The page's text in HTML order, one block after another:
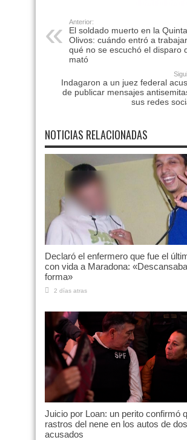
Anterior:
El soldado muerto en la
Olivos: cuándo entró a
qué no se escuchó el disparo
mató
Indagaron a un juez federal
de publicar mensajes
sus redes
NOTICIAS RELACIONADAS
Declaró el enfermero que fue el
con vida a Maradona:
forma»
2 días atras
Juicio por Loan: un perito confirmó
rastros del nene en los autos de
acusados